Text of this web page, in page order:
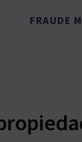
FRAUDE